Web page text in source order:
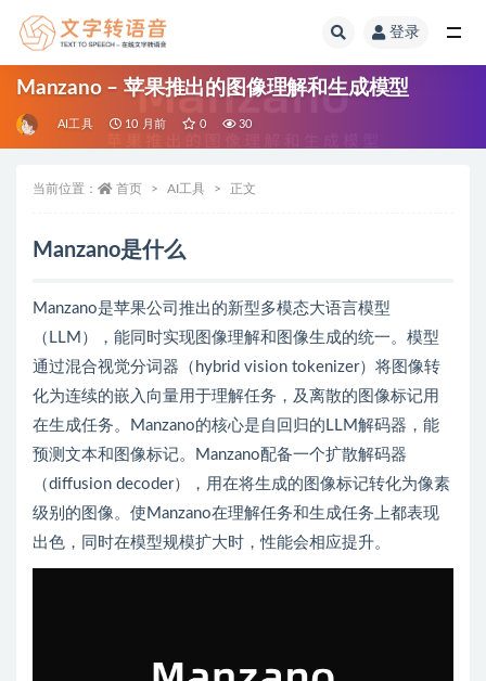
登录
Manzano – 苹果推出的图像理解和生成模型
AI工具 10 月前 0 30
当前位置： 首页 AI工具 正文
Manzano是什么
Manzano是苹果公司推出的新型多模态大语言模型
（LLM），能同时实现图像理解和图像生成的统一。模型
通过混合视觉分词器（hybrid vision tokenizer）将图像转
化为连续的嵌入向量用于理解任务，及离散的图像标记用
在生成任务。Manzano的核心是自回归的LLM解码器，能
预测文本和图像标记。Manzano配备一个扩散解码器
（diffusion decoder），用在将生成的图像标记转化为像素
级别的图像。使Manzano在理解任务和生成任务上都表现
出色，同时在模型规模扩大时，性能会相应提升。